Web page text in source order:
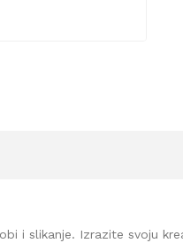
i slikanje. Izrazite svoju